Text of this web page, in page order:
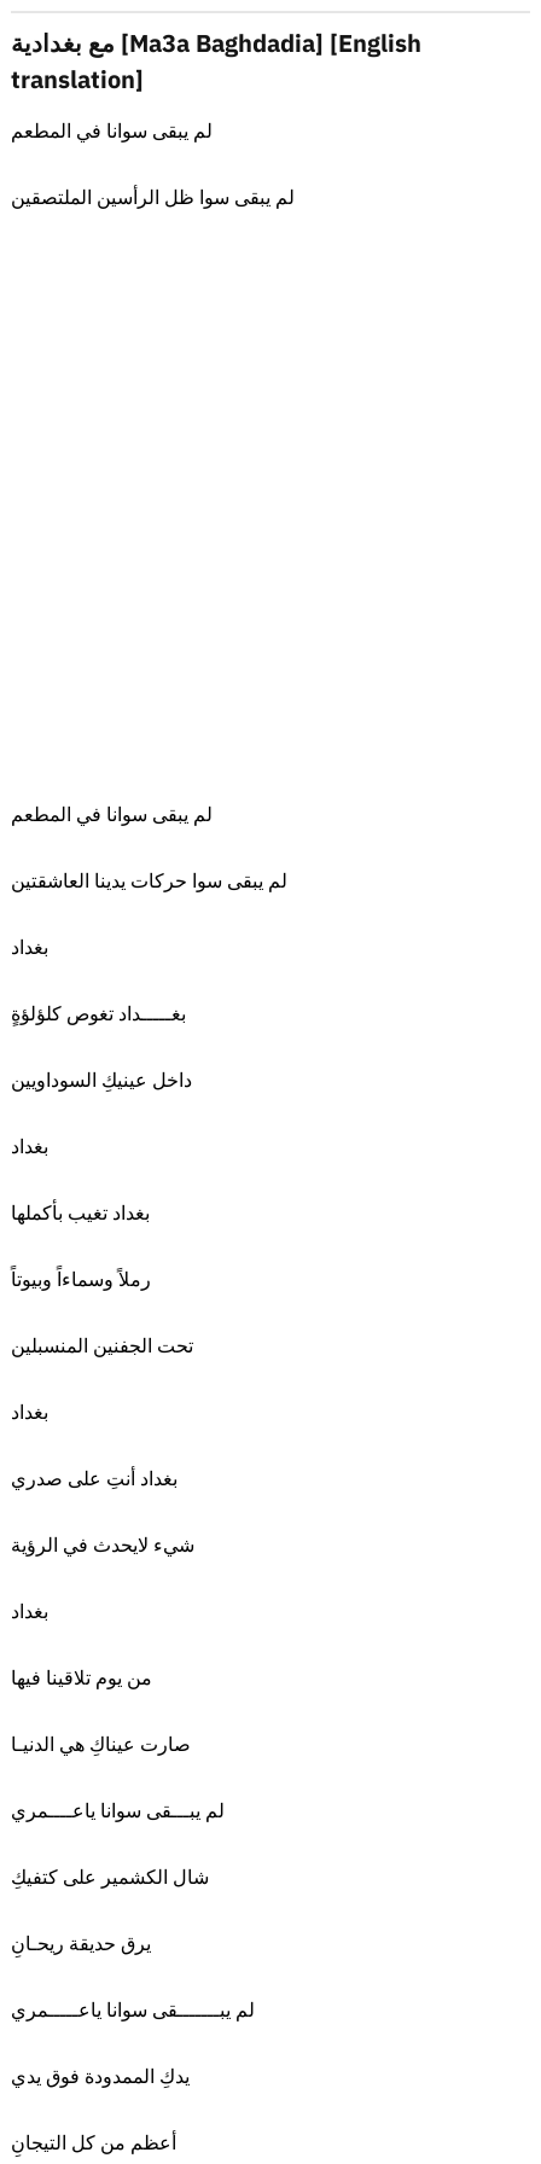
مع بغدادية [Ma3a Baghdadia] [English
translation]
لم يبقى سوانا في المطعم
لم يبقى سوا ظل الرأسين الملتصقين
لم يبقى سوانا في المطعم
لم يبقى سوا حركات يدينا العاشقتين
بغداد
بغـــــداد تغوص كلؤلؤةٍ
داخل عينيكِ السوداويين
بغداد
بغداد تغيب بأكملها
رملاً وسماءاً وبيوتاً
تحت الجفنين المنسبلين
بغداد
بغداد أنتِ على صدري
شيء لايحدث في الرؤية
بغداد
من يوم تلاقينا فيها
صارت عيناكِ هي الدنيـا
لم يبـــقى سوانا ياعــــمري
شال الكشمير على كتفيكِ
يرق حديقة ريحـانِ
لم يبـــــــقى سوانا ياعـــــمري
يدكِ الممدودة فوق يدي
أعظم من كل التيجانِ